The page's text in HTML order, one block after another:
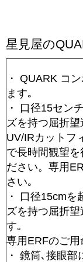
星見屋の
・ QUARK コ
ます｡
・ 口径15セン
ズを持つ屈折
UV/IRカットフ
で長時間観望
ださい。専用
さい｡
・ 口径15cm
ズを持つ屈折
す｡
専用ERFのご
・ 鏡筒､接眼